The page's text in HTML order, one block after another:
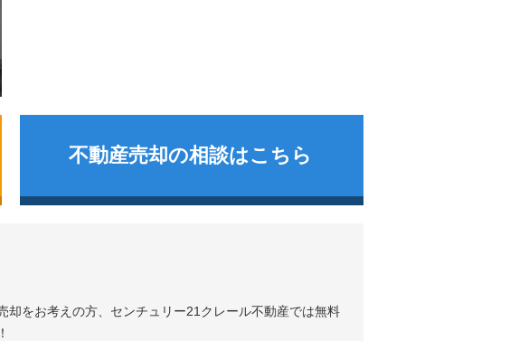
不動産売却の相談はこちら
却をお考えの方、センチュリー21クレール不動産では無料